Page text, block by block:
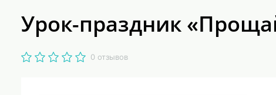
Урок-праздник
0 отзывов